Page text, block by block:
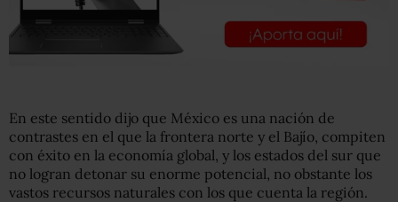
En este sentido dijo que México es una nación de
contrastes en el que la frontera norte y el Bajío, compiten
con éxito en la economía global, y los estados del sur que
no logran detonar su enorme potencial, no obstante los
vastos recursos naturales con los que cuenta la región.